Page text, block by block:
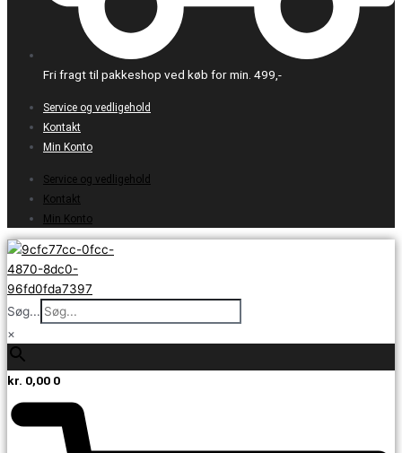
Fri fragt til pakkeshop ved køb for min. 499,-
Service og vedligehold
Kontakt
Min Konto
Service og vedligehold
Kontakt
Min Konto
Søg...
×
kr. 0,00 0